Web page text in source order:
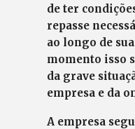
de ter
repasse
ao longo de
momento isso
da grave
empresa e da
A empresa